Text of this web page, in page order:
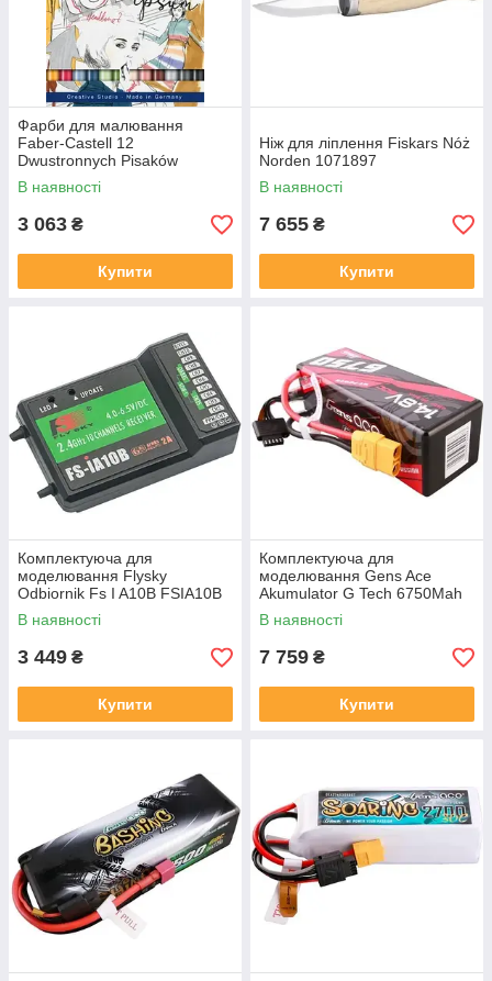
Фарби для малювання
Faber-Castell 12
Dwustronnych Pisaków
Goldfaber Sketch
В наявності
3 063 ₴
Купити
Ніж для ліплення Fiskars Nóż
Norden 1071897
В наявності
7 655 ₴
Купити
Комплектуюча для
моделювання Flysky
Odbiornik Fs I A10B FSIA10B
В наявності
3 449 ₴
Купити
Комплектуюча для
моделювання Gens Ace
Akumulator G Tech 6750Mah
14.8V 60C 4S1P 14# Xt90
В наявності
7 759 ₴
Купити